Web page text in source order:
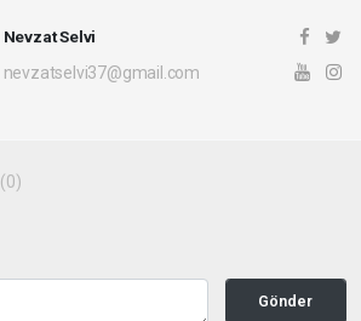
Nevzat Selvi
nevzatselvi37@gmail.com
(0)
Gönder